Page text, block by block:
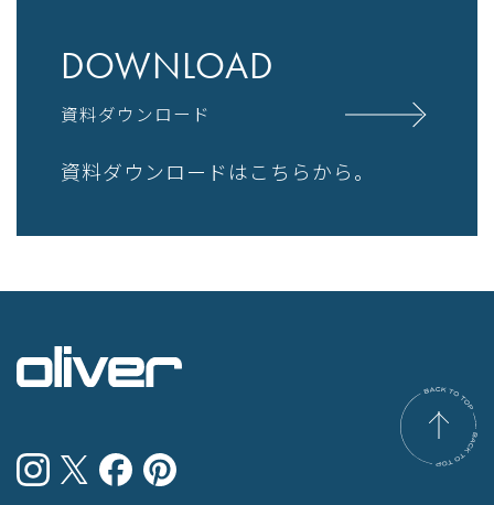
DOWNLOAD
資料ダウンロード
資料ダウンロードはこちらから。